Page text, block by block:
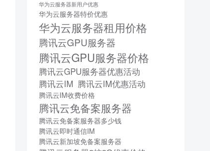
华为云服务器新用户优惠
华为云服务器特价优惠
华为云服务器租用价格
腾讯云GPU服务器
腾讯云GPU服务器价格
腾讯云GPU服务器优惠活动
腾讯云IM 腾讯云IM优惠活动
腾讯云IM收费价格
腾讯云免备案服务器
腾讯云免备案服务器多少钱
腾讯云即时通信IM
腾讯云新加坡免备案服务器